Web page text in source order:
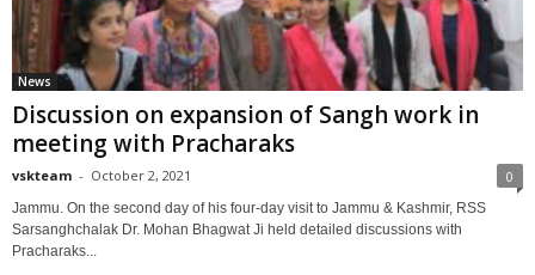
News
Discussion on expansion of Sangh work in
meeting with Pracharaks
vskteam - October 2, 2021 0
Jammu. On the second day of his four-day visit to Jammu & Kashmir, RSS
Sarsanghchalak Dr. Mohan Bhagwat Ji held detailed discussions with
Pracharaks...